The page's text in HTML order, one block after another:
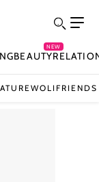
BEAUTY
NEW
WOLIFRIENDS